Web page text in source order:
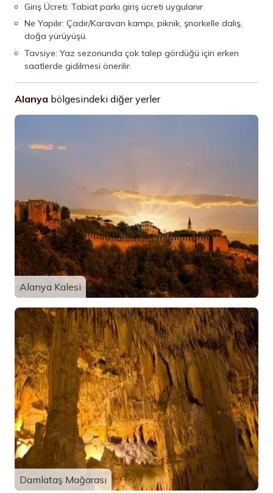
Giriş Ücreti: Tabiat parkı giriş ücreti uygulanır.
Ne Yapılır: Çadır/Karavan kampı, piknik, şnorkelle dalış,
doğa yürüyüşü.
Tavsiye: Yaz sezonunda çok talep gördüğü için erken
saatlerde gidilmesi önerilir.
Alanya bölgesindeki diğer yerler
Alanya Kalesi
Damlataş Mağarası